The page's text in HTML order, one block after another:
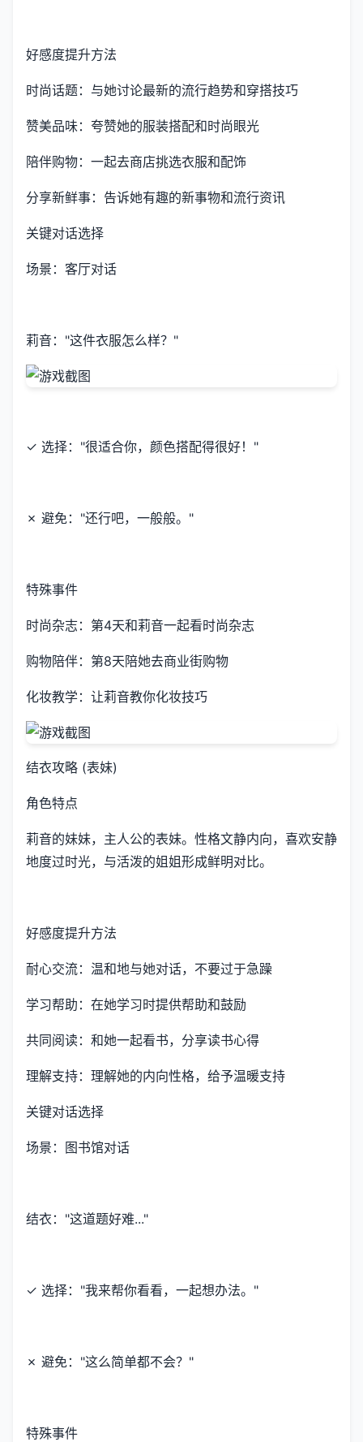
好感度提升方法
时尚话题：与她讨论最新的流行趋势和穿搭技巧
赞美品味：夸赞她的服装搭配和时尚眼光
陪伴购物：一起去商店挑选衣服和配饰
分享新鲜事：告诉她有趣的新事物和流行资讯
关键对话选择
场景：客厅对话
莉音："这件衣服怎么样？"
✓ 选择："很适合你，颜色搭配得很好！"
✗ 避免："还行吧，一般般。"
特殊事件
时尚杂志：第4天和莉音一起看时尚杂志
购物陪伴：第8天陪她去商业街购物
化妆教学：让莉音教你化妆技巧
结衣攻略 (表妹)
角色特点
莉音的妹妹，主人公的表妹。性格文静内向，喜欢安静
地度过时光，与活泼的姐姐形成鲜明对比。
好感度提升方法
耐心交流：温和地与她对话，不要过于急躁
学习帮助：在她学习时提供帮助和鼓励
共同阅读：和她一起看书，分享读书心得
理解支持：理解她的内向性格，给予温暖支持
关键对话选择
场景：图书馆对话
结衣："这道题好难..."
✓ 选择："我来帮你看看，一起想办法。"
✗ 避免："这么简单都不会？"
特殊事件